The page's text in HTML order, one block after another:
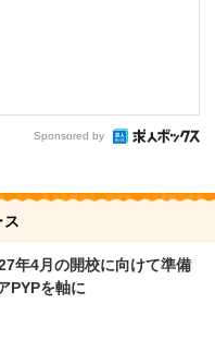
Sponsored by
年4月の開校に向けて準備
PYPを軸に